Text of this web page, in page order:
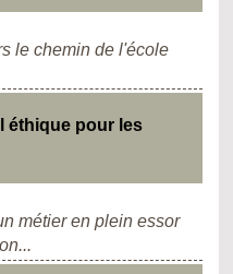
le chemin de l'école
éthique pour les
métier en plein essor